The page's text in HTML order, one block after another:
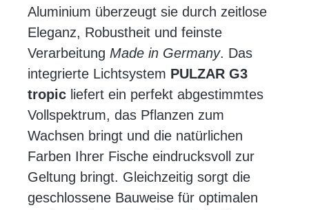
Aluminium überzeugt sie durch zeitlose
Eleganz, Robustheit und feinste
Verarbeitung Made in Germany. Das
integrierte Lichtsystem PULZAR G3
tropic liefert ein perfekt abgestimmtes
Vollspektrum, das Pflanzen zum
Wachsen bringt und die natürlichen
Farben Ihrer Fische eindrucksvoll zur
Geltung bringt. Gleichzeitig sorgt die
geschlossene Bauweise für optimalen